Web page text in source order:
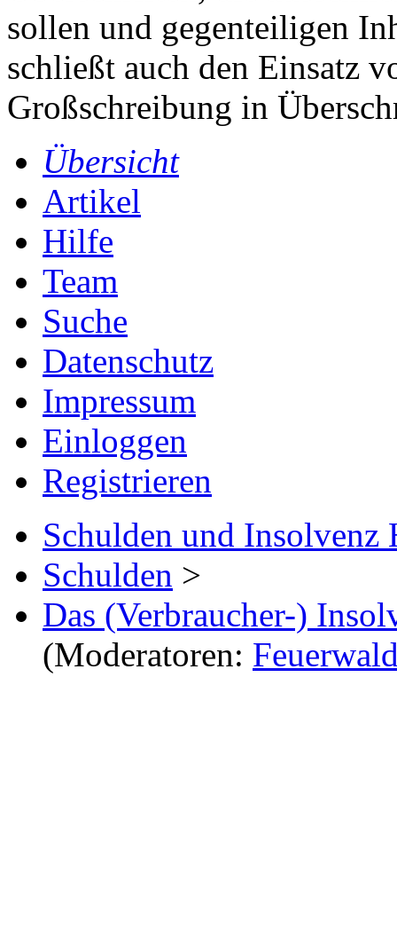
sollen und gegenteiligen
schließt auch den Einsatz
Großschreibung in
Übersicht
Artikel
Hilfe
Team
Suche
Datenschutz
Impressum
Einloggen
Registrieren
Schulden und Insolvenz
Schulden >
Das (Verbraucher-)
(Moderatoren: